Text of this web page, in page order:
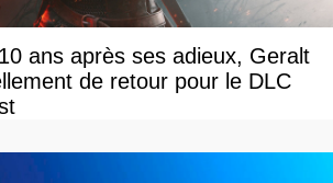
ans après ses adieux, Geralt
de retour pour le DLC